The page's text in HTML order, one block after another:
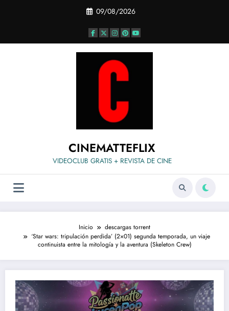
09/08/2026
CINEMATTEFLIX
VIDEOCLUB GRATIS + REVISTA DE CINE
Inicio
descargas torrent
‘Star wars: tripulación perdida’ (2×01) segunda temporada, un viaje
continuista entre la mitología y la aventura (Skeleton Crew)